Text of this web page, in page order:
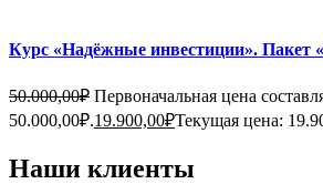
Курс «Надёжные инвестиции». Пакет
50.000,00₽ Первоначальная цена
50.000,00₽.19.900,00₽Текущая цена:
Наши клиенты